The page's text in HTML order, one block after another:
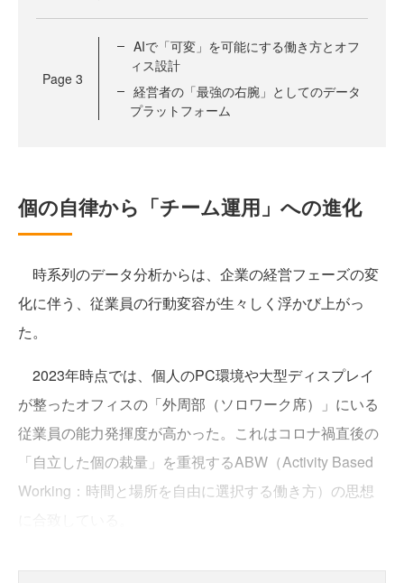
Page 3
AIで「可変」を可能にする働き方とオフ
ィス設計
経営者の「最強の右腕」としてのデータ
プラットフォーム
個の自律から「チーム運用」への進化
時系列のデータ分析からは、企業の経営フェーズの変
化に伴う、従業員の行動変容が生々しく浮かび上がっ
た。
2023年時点では、個人のPC環境や大型ディスプレイ
が整ったオフィスの「外周部（ソロワーク席）」にいる
従業員の能力発揮度が高かった。これはコロナ禍直後の
「自立した個の裁量」を重視するABW（Activity Based
Working：時間と場所を自由に選択する働き方）の思想